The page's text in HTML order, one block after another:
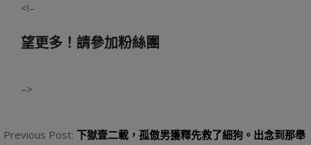
<!–
望更多！請參加粉絲團
–>
09-
Previous Post: 下獄壹二載，孤傲男獲釋先救了細狗。出念到那舉